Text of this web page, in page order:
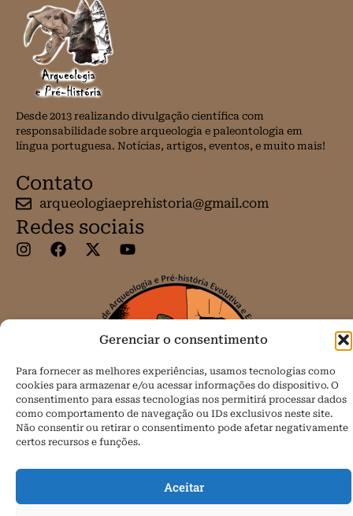
Gerenciar o consentimento
Para fornecer as melhores experiências, usamos tecnologias como
cookies para armazenar e/ou acessar informações do dispositivo. O
consentimento para essas tecnologias nos permitirá processar dados
como comportamento de navegação ou IDs exclusivos neste site.
Não consentir ou retirar o consentimento pode afetar negativamente
certos recursos e funções.
Aceitar
Desde 2013 realizando divulgação científica com
responsabilidade sobre arqueologia e paleontologia em
língua portuguesa. Notícias, artigos, eventos, e muito mais!
Contato
arqueologiaeprehistoria@gmail.com
Redes sociais